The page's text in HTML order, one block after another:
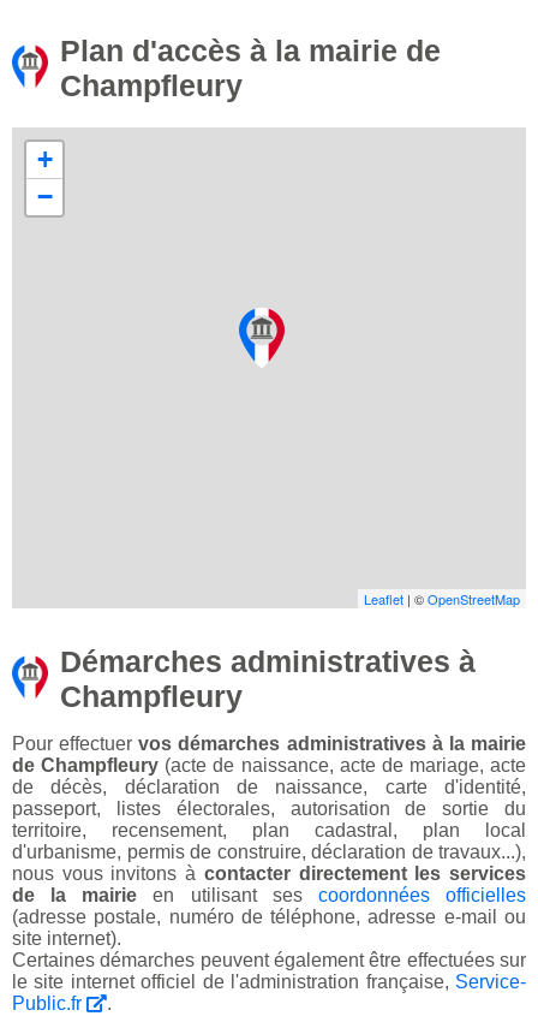
Plan d'accès à la mairie de
Champfleury
+
−
Leaflet | ©OpenStreetMap
Démarches administratives à
Champfleury
Pour effectuervos démarches administratives à la mairie
de Champfleury (acte de naissance, acte de mariage, acte
de décès, déclaration de naissance, carte d'identité,
passeport, listes électorales, autorisation de sortie du
territoire, recensement, plan cadastral, plan local
d'urbanisme, permis de construire, déclaration de travaux...),
nous vous invitons à contacter directement les services
de la mairie en utilisant ses coordonnées officielles
(adresse postale, numéro de téléphone, adresse e-mail ou
site internet).
Certaines démarches peuvent également être effectuées sur
le site internet officiel de l'administration française, Service-
Public.fr
.